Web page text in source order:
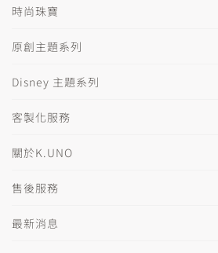
時尚珠寶
原創主題系列
Disney 主題系列
客製化服務
關於K.UNO
售後服務
最新消息